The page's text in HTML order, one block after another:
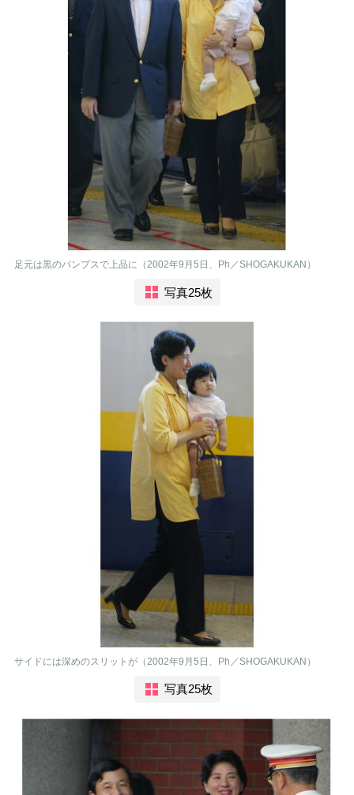
足元は黒のパンプスで上品に（2002年9月5日、Ph／SHOGAKUKAN）
写真25枚
サイドには深めのスリットが（2002年9月5日、Ph／SHOGAKUKAN）
写真25枚